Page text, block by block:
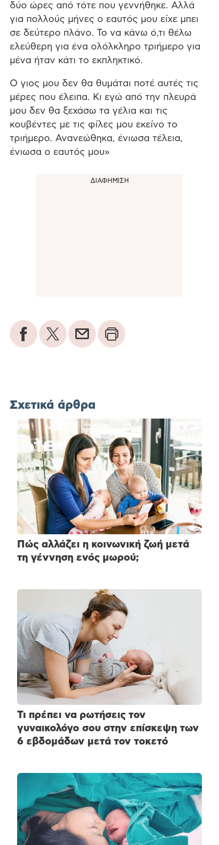
δύο ώρες από τότε που γεννήθηκε. Αλλά
για πολλούς μήνες ο εαυτός μου είχε μπει
σε δεύτερο πλάνο. Το να κάνω ό,τι θέλω
ελεύθερη για ένα ολόλκληρο τριήμερο για
μένα ήταν κάτι το εκπληκτικό.
Ο γιος μου δεν θα θυμάται ποτέ αυτές τις
μέρες που έλειπα. Κι εγώ από την πλευρά
μου δεν θα ξεχάσω τα γέλια και τις
κουβέντες με τις φίλες μου εκείνο το
τριήμερο. Ανανεώθηκα, ένιωσα τέλεια,
ένιωσα ο εαυτός μου»
Σχετικά άρθρα
Πώς αλλάζει η κοινωνική ζωή μετά
τη γέννηση ενός μωρού;
Τι πρέπει να ρωτήσεις τον
γυναικολόγο σου στην επίσκεψη των
6 εβδομάδων μετά τον τοκετό